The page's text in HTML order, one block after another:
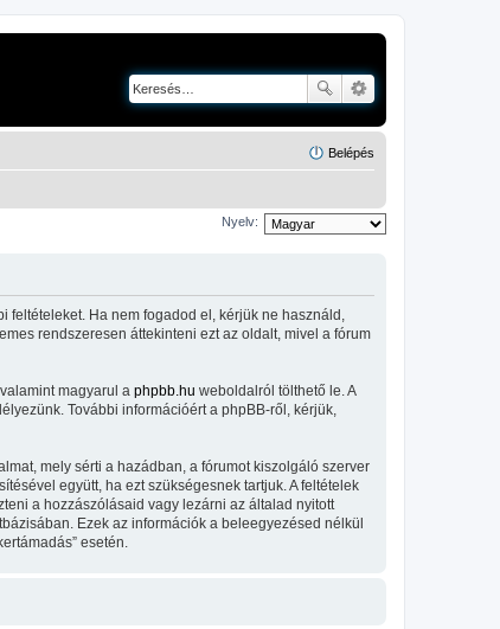
Belépés
Nyelv:
feltételeket. Ha nem fogadod el, kérjük ne használd,
rendszeresen áttekinteni ezt az oldalt, mivel a fórum
magyarul a phpbb.hu weboldalról tölthető le. A
További információért a phpBB-ről, kérjük,
mely sérti a hazádban, a fórumot kiszolgáló szerver
együtt, ha ezt szükségesnek tartjuk. A feltételek
a hozzászólásaid vagy lezárni az általad nyitott
Ezek az információk a beleegyezésed nélkül
esetén.